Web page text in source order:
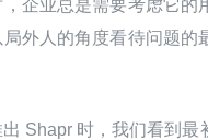
企业总是需要考虑它
外人的角度看待问题
Shapr 时，我们看到